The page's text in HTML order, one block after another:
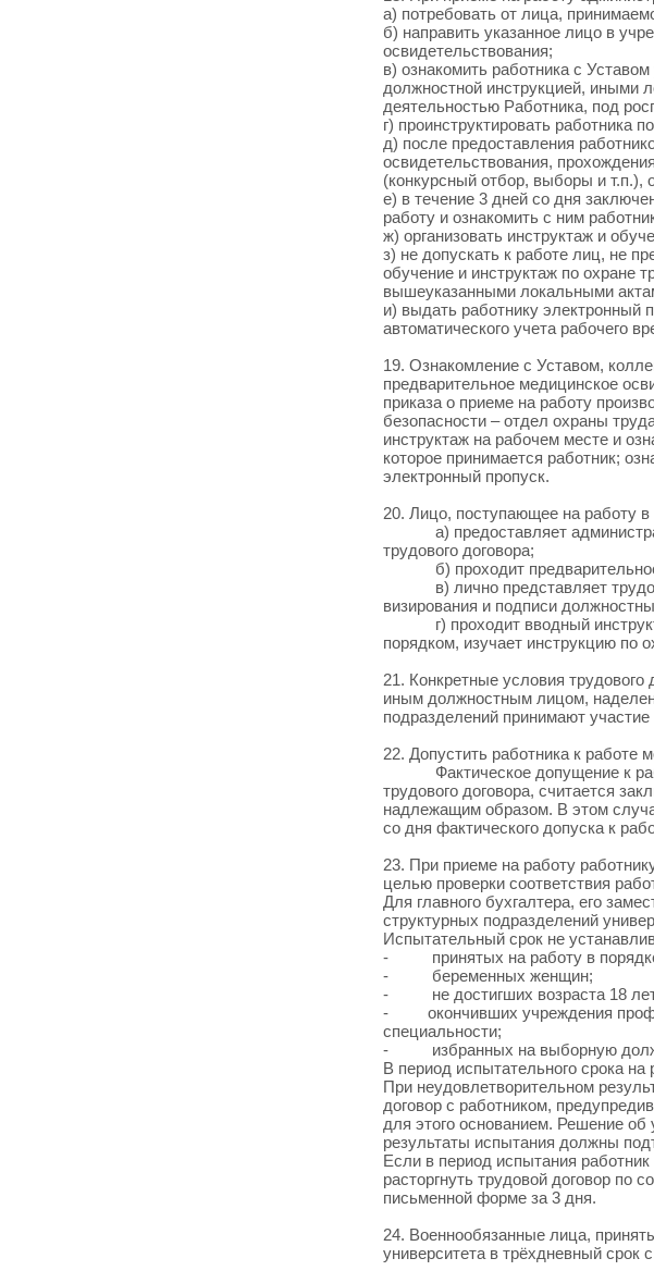
а) потребовать от лица,
б) направить указанное лицо в
освидетельствования;
в) ознакомить работника с
должностной инструкцией, иными
деятельностью Работника, под
г) проинструктировать работника
д) после предоставления
освидетельствования,
(конкурсный отбор, выборы и т.п.),
е) в течение 3 дней со дня
работу и ознакомить с ним
ж) организовать инструктаж и
з) не допускать к работе лиц, не
обучение и инструктаж по охране
вышеуказанными локальными
и) выдать работнику электронный
автоматического учета рабочего
19. Ознакомление с Уставом,
предварительное медицинское
приказа о приеме на работу
безопасности – отдел охраны
инструктаж на рабочем месте и
которое принимается работник;
электронный пропуск.
20. Лицо, поступающее на работу в
а) предоставляет
трудового договора;
б) проходит предварительное
в) лично представляет
визирования и подписи
г) проходит вводный
порядком, изучает инструкцию по
21. Конкретные условия
иным должностным лицом,
подразделений принимают
22. Допустить работника к работе
Фактическое допущение к
трудового договора, считается
надлежащим образом. В этом
со дня фактического допуска к
23. При приеме на работу
целью проверки соответствия
Для главного бухгалтера, его
структурных подразделений
Испытательный срок не
-
принятых на работу в
-
беременных женщин;
-
не достигших возраста 18
-
окончивших учреждения
специальности;
-
избранных на выборную
В период испытательного срока
При неудовлетворительном
договор с работником,
для этого основанием. Решение
результаты испытания должны
Если в период испытания
расторгнуть трудовой договор по
письменной форме за 3 дня.
24. Военнообязанные лица,
университета в трёхдневный срок